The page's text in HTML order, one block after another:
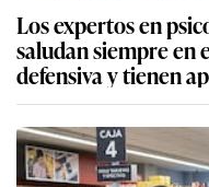
Los expertos en
saludan siempre en
defensiva y tienen